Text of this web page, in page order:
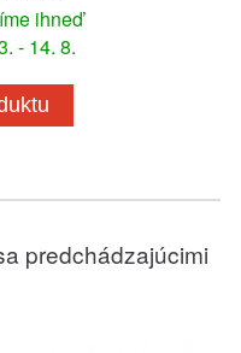
ihneď
- 14. 8.
predchádzajúcimi